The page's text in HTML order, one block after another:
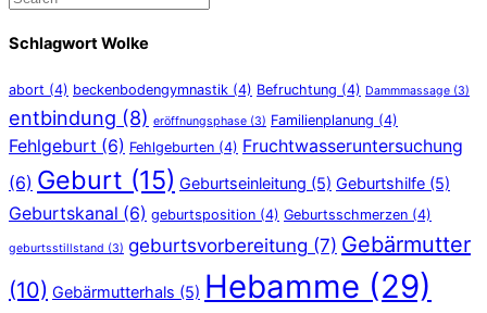
Schlagwort Wolke
abort (4) beckenbodengymnastik (4) Befruchtung (4) Dammmassage (3)
entbindung (8) eröffnungsphase (3) Familienplanung (4)
Fehlgeburt (6) Fehlgeburten (4) Fruchtwasseruntersuchung
(6) Geburt (15) Geburtseinleitung (5) Geburtshilfe (5)
Geburtskanal (6) geburtsposition (4) Geburtsschmerzen (4)
geburtsstillstand (3) geburtsvorbereitung (7) Gebärmutter
(10) Gebärmutterhals (5) Hebamme (29)